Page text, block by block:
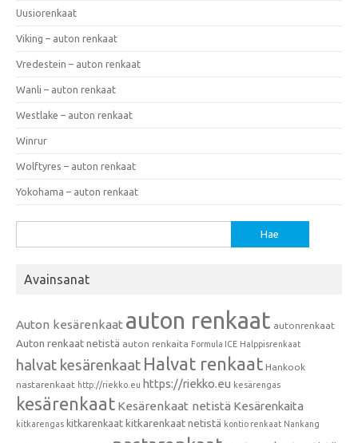
Uusiorenkaat
Viking – auton renkaat
Vredestein – auton renkaat
Wanli – auton renkaat
Westlake – auton renkaat
Winrur
Wolftyres – auton renkaat
Yokohama – auton renkaat
Avainsanat
Auton kesärenkaat auton renkaat autonrenkaat
Auton renkaat netistä auton renkaita Formula ICE Halppisrenkaat
halvat kesärenkaat Halvat renkaat Hankook
nastarenkaat http://riekko.eu https://riekko.eu kesärengas
kesärenkaat Kesärenkaat netistä Kesärenkaita
kitkarengas kitkarenkaat kitkarenkaat netistä kontio renkaat Nankang